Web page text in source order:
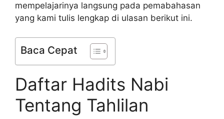
mempelajarinya langsung pada pemabahasan
yang kami tulis lengkap di ulasan berikut ini.
Baca Cepat
Daftar Hadits Nabi
Tentang Tahlilan